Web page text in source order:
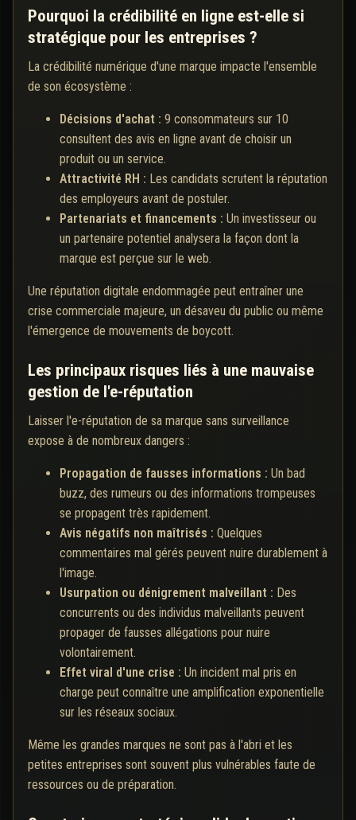
Pourquoi la crédibilité en ligne est-elle si
stratégique pour les entreprises ?
La crédibilité numérique d'une marque impacte l'ensemble
de son écosystème :
Décisions d'achat : 9 consommateurs sur 10
consultent des avis en ligne avant de choisir un
produit ou un service.
Attractivité RH : Les candidats scrutent la réputation
des employeurs avant de postuler.
Partenariats et financements : Un investisseur ou
un partenaire potentiel analysera la façon dont la
marque est perçue sur le web.
Une réputation digitale endommagée peut entraîner une
crise commerciale majeure, un désaveu du public ou même
l'émergence de mouvements de boycott.
Les principaux risques liés à une mauvaise
gestion de l'e-réputation
Laisser l'e-réputation de sa marque sans surveillance
expose à de nombreux dangers :
Propagation de fausses informations : Un bad
buzz, des rumeurs ou des informations trompeuses
se propagent très rapidement.
Avis négatifs non maîtrisés : Quelques
commentaires mal gérés peuvent nuire durablement à
l'image.
Usurpation ou dénigrement malveillant : Des
concurrents ou des individus malveillants peuvent
propager de fausses allégations pour nuire
volontairement.
Effet viral d'une crise : Un incident mal pris en
charge peut connaître une amplification exponentielle
sur les réseaux sociaux.
Même les grandes marques ne sont pas à l'abri et les
petites entreprises sont souvent plus vulnérables faute de
ressources ou de préparation.